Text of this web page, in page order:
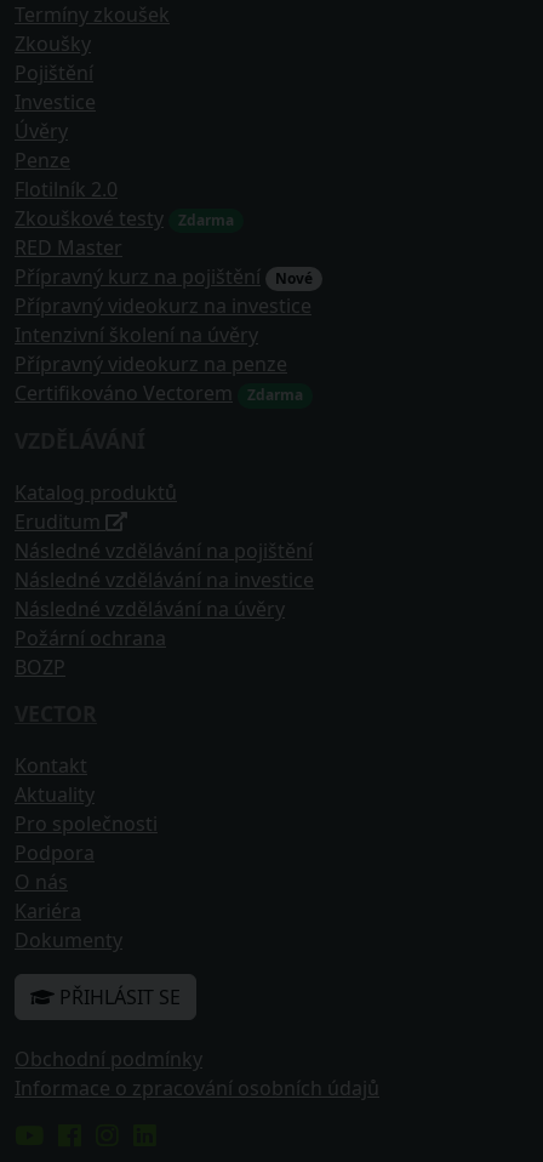
Termíny zkoušek
Zkoušky
Pojištění
Investice
Úvěry
Penze
Flotilník 2.0
Zkouškové testy
Zdarma
RED Master
Přípravný kurz na pojištění
Nové
Přípravný videokurz na investice
Intenzivní školení na úvěry
Přípravný videokurz na penze
Certifikováno Vectorem
Zdarma
Katalog produktů
Eruditum
Následné vzdělávání na pojištění
Následné vzdělávání na investice
Následné vzdělávání na úvěry
Požární ochrana
BOZP
Kontakt
Aktuality
Pro společnosti
Podpora
O nás
Kariéra
Dokumenty
PŘIHLÁSIT SE
Obchodní podmínky
Informace o zpracování osobních údajů